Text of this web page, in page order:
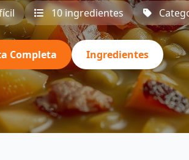
10 ingredientes
Completa Ingredientes